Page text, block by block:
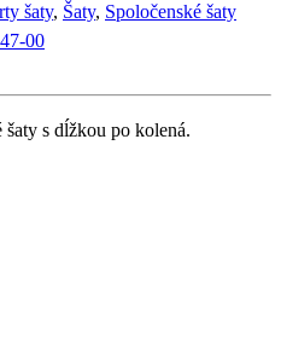
šaty, Šaty, Spoločenské šaty
00
šaty s dĺžkou po kolená.